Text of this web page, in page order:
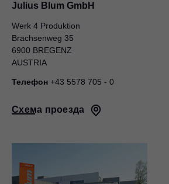
Julius Blum GmbH
Werk 4 Produktion
Brachsenweg 35
6900 BREGENZ
AUSTRIA
Телефон +43 5578 705 - 0
Схема проезда